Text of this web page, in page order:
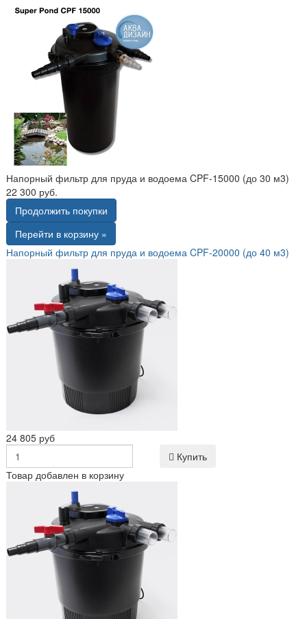
Напорный фильтр для пруда и водоема CPF-15000 (до 30 м3)
22 300 руб.
Продолжить покупки
Перейти в корзину »
Напорный фильтр для пруда и водоема CPF-20000 (до 40 м3)
24 805 руб
Купить
Товар добавлен в корзину